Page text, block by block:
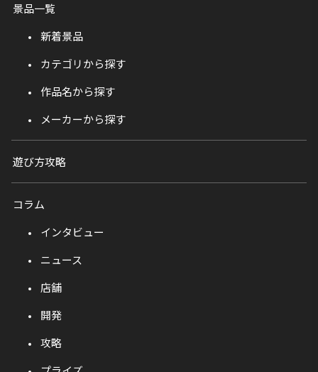
景品一覧
新着景品
カテゴリから探す
作品名から探す
メーカーから探す
遊び方攻略
コラム
インタビュー
ニュース
店舗
開発
攻略